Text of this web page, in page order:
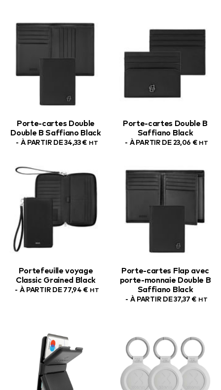
Porte-cartes Double
Double B Saffiano Black
À PARTIR DE34,33€ HT
Porte-cartes Double B
Saffiano Black
À PARTIR DE23,06 € HT
Portefeuille voyage
Classic Grained Black
À PARTIR DE77,94 € HT
Porte-cartes Flap avec
porte-monnaie Double B
Saffiano Black
À PARTIR DE37,37 € HT